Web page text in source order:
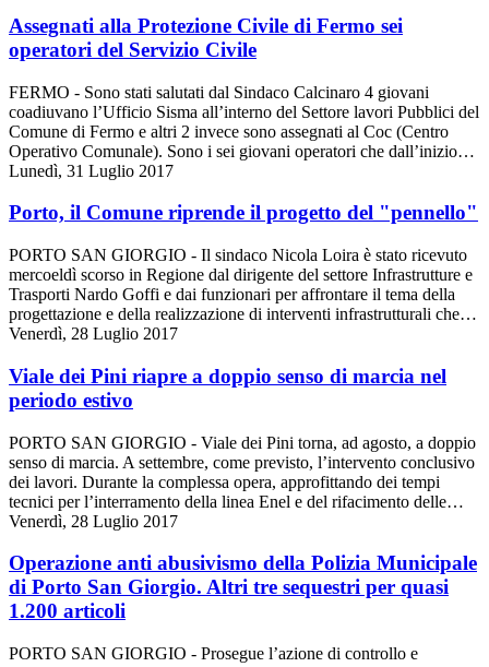
Assegnati alla Protezione Civile di Fermo sei
operatori del Servizio Civile
FERMO - Sono stati salutati dal Sindaco Calcinaro 4 giovani
coadiuvano l’Ufficio Sisma all’interno del Settore lavori Pubblici del
Comune di Fermo e altri 2 invece sono assegnati al Coc (Centro
Operativo Comunale). Sono i sei giovani operatori che dall’inizio…
Lunedì, 31 Luglio 2017
Porto, il Comune riprende il progetto del "pennello"
PORTO SAN GIORGIO - Il sindaco Nicola Loira è stato ricevuto
mercoeldì scorso in Regione dal dirigente del settore Infrastrutture e
Trasporti Nardo Goffi e dai funzionari per affrontare il tema della
progettazione e della realizzazione di interventi infrastrutturali che…
Venerdì, 28 Luglio 2017
Viale dei Pini riapre a doppio senso di marcia nel
periodo estivo
PORTO SAN GIORGIO - Viale dei Pini torna, ad agosto, a doppio
senso di marcia. A settembre, come previsto, l’intervento conclusivo
dei lavori. Durante la complessa opera, approfittando dei tempi
tecnici per l’interramento della linea Enel e del rifacimento delle…
Venerdì, 28 Luglio 2017
Operazione anti abusivismo della Polizia Municipale
di Porto San Giorgio. Altri tre sequestri per quasi
1.200 articoli
PORTO SAN GIORGIO - Prosegue l’azione di controllo e